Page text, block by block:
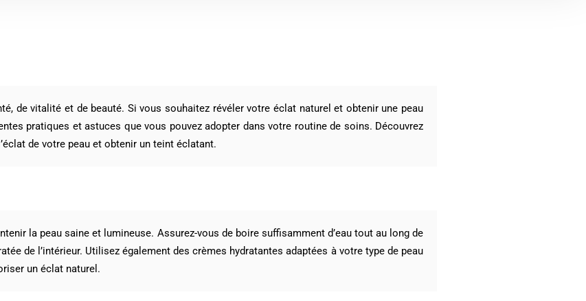
de vitalité et de beauté. Si vous souhaitez révéler votre éclat naturel et obtenir une peau
pratiques et astuces que vous pouvez adopter dans votre routine de soins. Découvrez
de votre peau et obtenir un teint éclatant.
la peau saine et lumineuse. Assurez-vous de boire suffisamment d’eau tout au long de
de l’intérieur. Utilisez également des crèmes hydratantes adaptées à votre type de peau
un éclat naturel.